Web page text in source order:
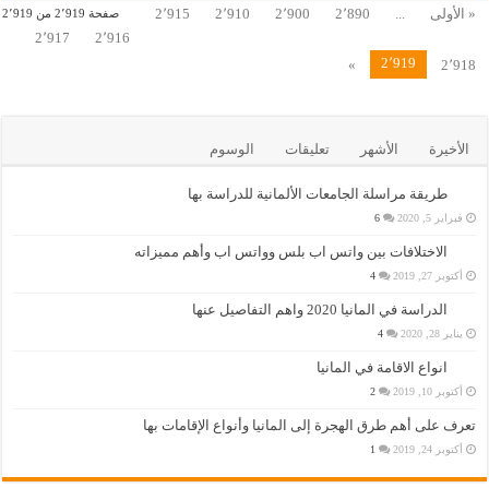
صفحة 2٬919 من 2٬919 « الأولى 2٬890 2٬900 2٬910
2٬915
2٬916
2٬917
2٬918
2٬919 »
الأخيرة الأشهر تعليقات الوسوم
طريقة مراسلة الجامعات الألمانية للدراسة بها
فبراير 5, 2020 6
الاختلافات بين واتس اب بلس وواتس اب وأهم مميزاته
أكتوبر 27, 2019 4
الدراسة في المانيا 2020 واهم التفاصيل عنها
يناير 28, 2020 4
انواع الاقامة في المانيا
أكتوبر 10, 2019 2
تعرف على أهم طرق الهجرة إلى المانيا وأنواع الإقامات بها
أكتوبر 24, 2019 1